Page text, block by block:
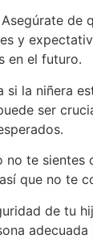
de
y
en el futuro.
la niñera
ser
te
que no te
de tu